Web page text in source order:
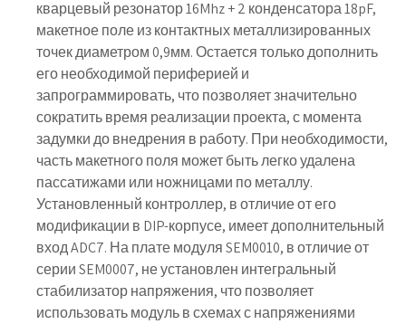
кварцевый резонатор 16Mhz + 2 конденсатора 18pF,
макетное поле из контактных металлизированных
точек диаметром 0,9мм. Остается только дополнить
его необходимой периферией и
запрограммировать, что позволяет значительно
сократить время реализации проекта, с момента
задумки до внедрения в работу. При необходимости,
часть макетного поля может быть легко удалена
пассатижами или ножницами по металлу.
Установленный контроллер, в отличие от его
модификации в DIP-корпусе, имеет дополнительный
вход ADC7. На плате модуля SEM0010, в отличие от
серии SEM0007, не установлен интегральный
стабилизатор напряжения, что позволяет
использовать модуль в схемах с напряжениями